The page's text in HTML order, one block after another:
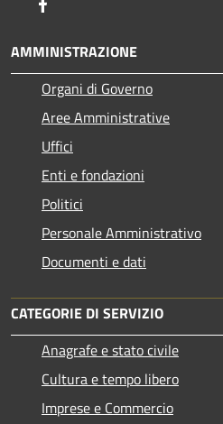
AMMINISTRAZIONE
Organi di Governo
Aree Amministrative
Uffici
Enti e fondazioni
Politici
Personale Amministrativo
Documenti e dati
CATEGORIE DI SERVIZIO
Anagrafe e stato civile
Cultura e tempo libero
Imprese e Commercio